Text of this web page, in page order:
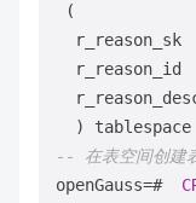
(
-- 在表空间创
openGauss=#